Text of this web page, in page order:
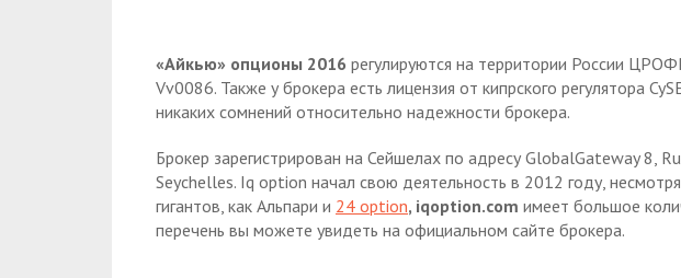
«Айкью» опционы 2016 регулируются на территории России
Vv0086. Также у брокера есть лицензия от кипрского регулятора
никаких сомнений относительно надежности брокера.
Брокер зарегистрирован на Сейшелах по адресу GlobalGateway 8,
Seychelles. Iq option начал свою деятельность в 2012 году,
гигантов, как Альпари и 24 option, iqoption.com имеет большое
перечень вы можете увидеть на официальном сайте брокера.